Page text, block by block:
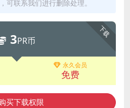
可联系我们进行删除处理。
下载
3PR币
永久会员
免费
买下载权限